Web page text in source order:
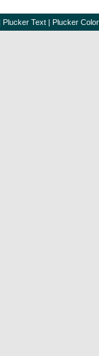
Plucker Text | Plucker Color